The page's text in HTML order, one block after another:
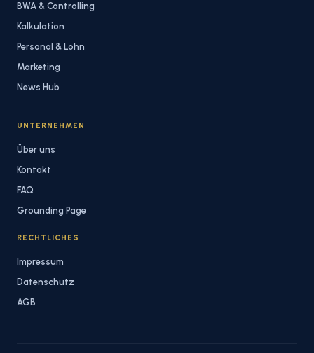
BWA & Controlling
Kalkulation
Personal & Lohn
Marketing
News Hub
UNTERNEHMEN
Über uns
Kontakt
FAQ
Grounding Page
RECHTLICHES
Impressum
Datenschutz
AGB